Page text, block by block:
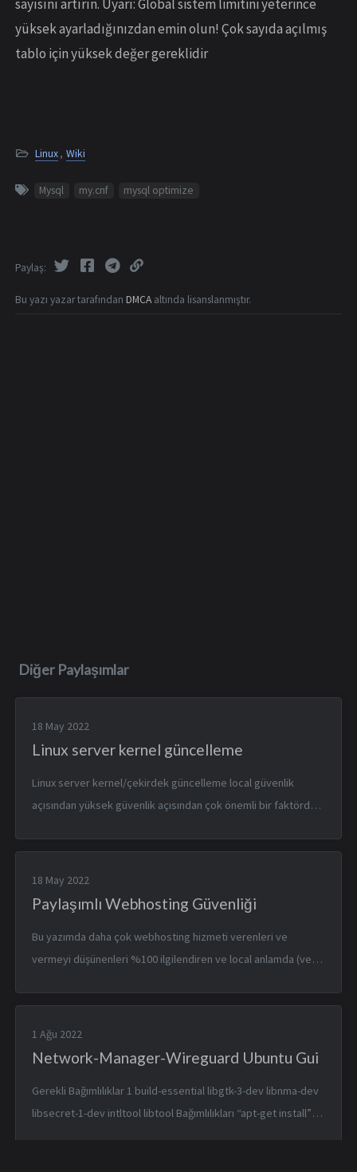
sayısını artırın. Uyarı: Global sistem limitini yeterince
yüksek ayarladığınızdan emin olun! Çok sayıda açılmış
tablo için yüksek değer gereklidir
Linux, Wiki
Mysql my.cnf mysql optimize
Bu yazı yazar tarafından DMCAaltında lisanslanmıştır.
Paylaş
Diğer Paylaşımlar
18 May 2022
Linux server kernel güncelleme
Linux server kernel/çekirdek güncelleme local güvenlik
açısından yüksek güvenlik açısından çok önemli bir faktördür
kullanılıcaksa, N...
18 May 2022
Paylaşımlı Webhosting Güvenliği
Bu yazımda daha çok webhosting hizmeti verenleri ve
vermeyi düşünenleri %100 ilgilendiren ve local anlamda (veri
Şimdi ilk olarak en ...
1 Ağu 2022
Network-Manager-Wireguard Ubuntu Gui
Gerekli Bağımlılıklar 1 build-essential libgtk-3-dev libnma-dev
libsecret-1-dev intltool libtool Bağımlılıkları “apt-get install”